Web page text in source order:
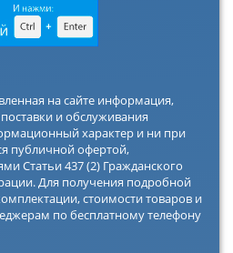
на сайте информация,
и обслуживания
характер и ни при
публичной офертой,
Статьи 437 (2) Гражданского
Для получения подробной
стоимости товаров и
по бесплатному телефону